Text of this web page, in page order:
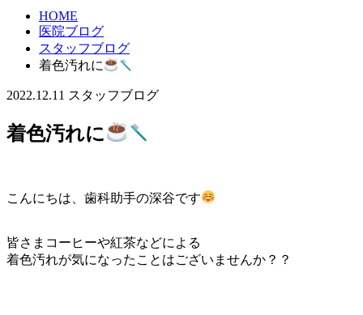
HOME
医院ブログ
スタッフブログ
着色汚れに
2022.12.11 スタッフブログ
着色汚れに
こんにちは、歯科助手の深谷です
皆さまコーヒーや紅茶などによる
着色汚れが気になったことはございませんか？？